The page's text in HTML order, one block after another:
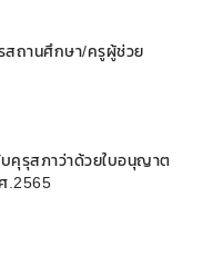
ถานศึกษา/ครูผู้ช่วย
คุรุสภาว่าด้วยใบอนุญาต
.2565